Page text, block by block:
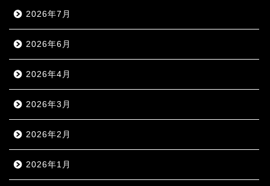
2026年7月
2026年6月
2026年4月
2026年3月
2026年2月
2026年1月